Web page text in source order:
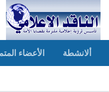
ألانشطة الأعضاء